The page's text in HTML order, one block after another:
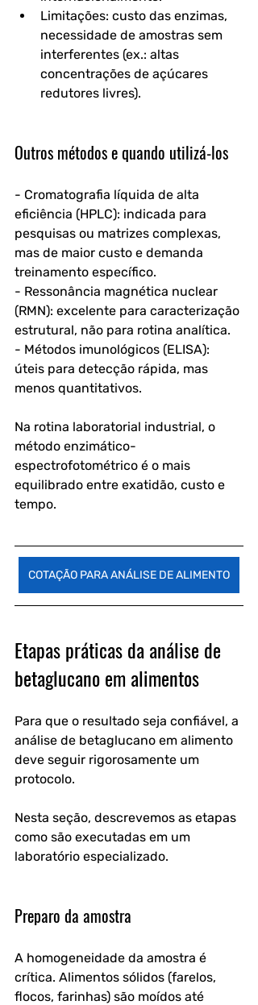
Limitações: custo das enzimas,
necessidade de amostras sem
interferentes (ex.: altas
concentrações de açúcares
redutores livres).
Outros métodos e quando utilizá-los
- Cromatografia líquida de alta
eficiência (HPLC): indicada para
pesquisas ou matrizes complexas,
mas de maior custo e demanda
treinamento específico.
- Ressonância magnética nuclear
(RMN): excelente para caracterização
estrutural, não para rotina analítica.
- Métodos imunológicos (ELISA):
úteis para detecção rápida, mas
menos quantitativos.
Na rotina laboratorial industrial, o
método enzimático-
espectrofotométrico é o mais
equilibrado entre exatidão, custo e
tempo.
COTAÇÃO PARA ANÁLISE DE ALIMENTO
Etapas práticas da análise de
betaglucano em alimentos
Para que o resultado seja confiável, a
análise de betaglucano em alimento
deve seguir rigorosamente um
protocolo.
Nesta seção, descrevemos as etapas
como são executadas em um
laboratório especializado.
Preparo da amostra
A homogeneidade da amostra é
crítica. Alimentos sólidos (farelos,
flocos, farinhas) são moídos até